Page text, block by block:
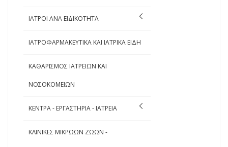
ΙΑΤΡΟΙ ΑΝΑ ΕΙΔΙΚΟΤΗΤΑ
ΙΑΤΡΟΦΑΡΜΑΚΕΥΤΙΚΑ ΚΑΙ ΙΑΤΡΙΚΑ ΕΙΔΗ
ΚΑΘΑΡΙΣΜΟΣ ΙΑΤΡΕΙΩΝ ΚΑΙ
ΝΟΣΟΚΟΜΕΙΩΝ
ΚΕΝΤΡΑ - ΕΡΓΑΣΤΗΡΙΑ - ΙΑΤΡΕΙΑ
ΚΛΙΝΙΚΕΣ ΜΙΚΡΩΩΝ ΖΩΩΝ -